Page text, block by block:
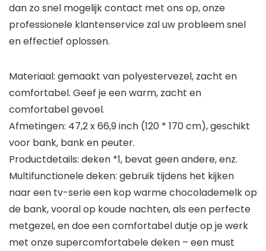
dan zo snel mogelijk contact met ons op, onze
professionele klantenservice zal uw probleem snel
en effectief oplossen.
Materiaal: gemaakt van polyestervezel, zacht en
comfortabel. Geef je een warm, zacht en
comfortabel gevoel.
Afmetingen: 47,2 x 66,9 inch (120 * 170 cm), geschikt
voor bank, bank en peuter.
Productdetails: deken *1, bevat geen andere, enz.
Multifunctionele deken: gebruik tijdens het kijken
naar een tv-serie een kop warme chocolademelk op
de bank, vooral op koude nachten, als een perfecte
metgezel, en doe een comfortabel dutje op je werk
met onze supercomfortabele deken – een must